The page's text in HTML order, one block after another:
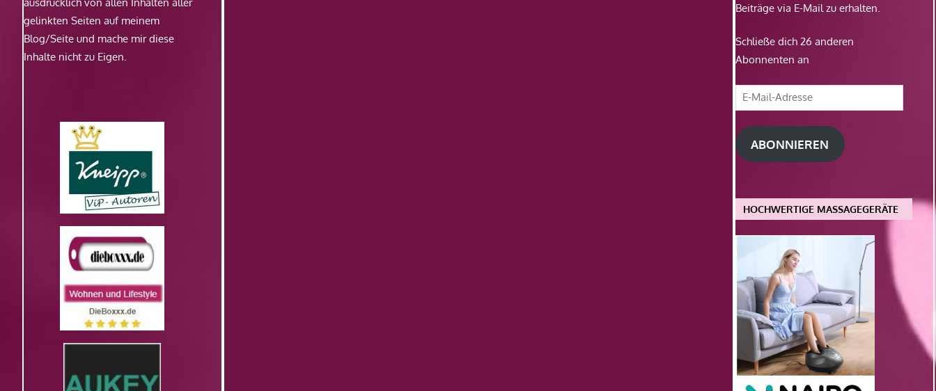
gelinkten Seiten auf meinem
Blog/Seite und mache mir diese
Inhalte nicht zu Eigen.
Beiträge via E-Mail zu erhalten.
Schließe dich 26 anderen
Abonnenten an
E-
Mail-
Adresse
ABONNIEREN
HOCHWERTIGE MASSAGEGERÄTE